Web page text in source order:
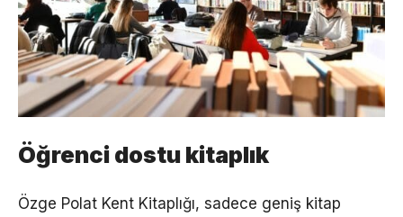
Öğrenci dostu kitaplık
Özge Polat Kent Kitaplığı, sadece geniş kitap